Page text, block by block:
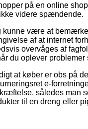
på en online
videre spændende.
kunne være at
af at internet
overvåges af
du oplever
at køber er obs på
e-
således man
til en dreng eller